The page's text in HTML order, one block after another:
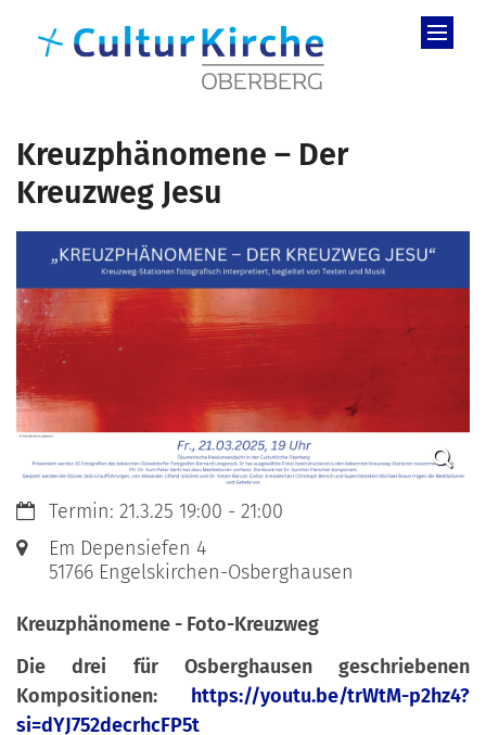
Kreuzphänomene – Der
Kreuzweg Jesu
Datum:Termin: 21.3.25 19:00 - 21:00
Ort:
Em Depensiefen 4
51766 Engelskirchen-Osberghausen
Kreuzphänomene - Foto-Kreuzweg
Die drei für Osberghausen geschriebenen
Kompositionen: https://youtu.be/trWtM-p2hz4?
si=dYJ752decrhcFP5t